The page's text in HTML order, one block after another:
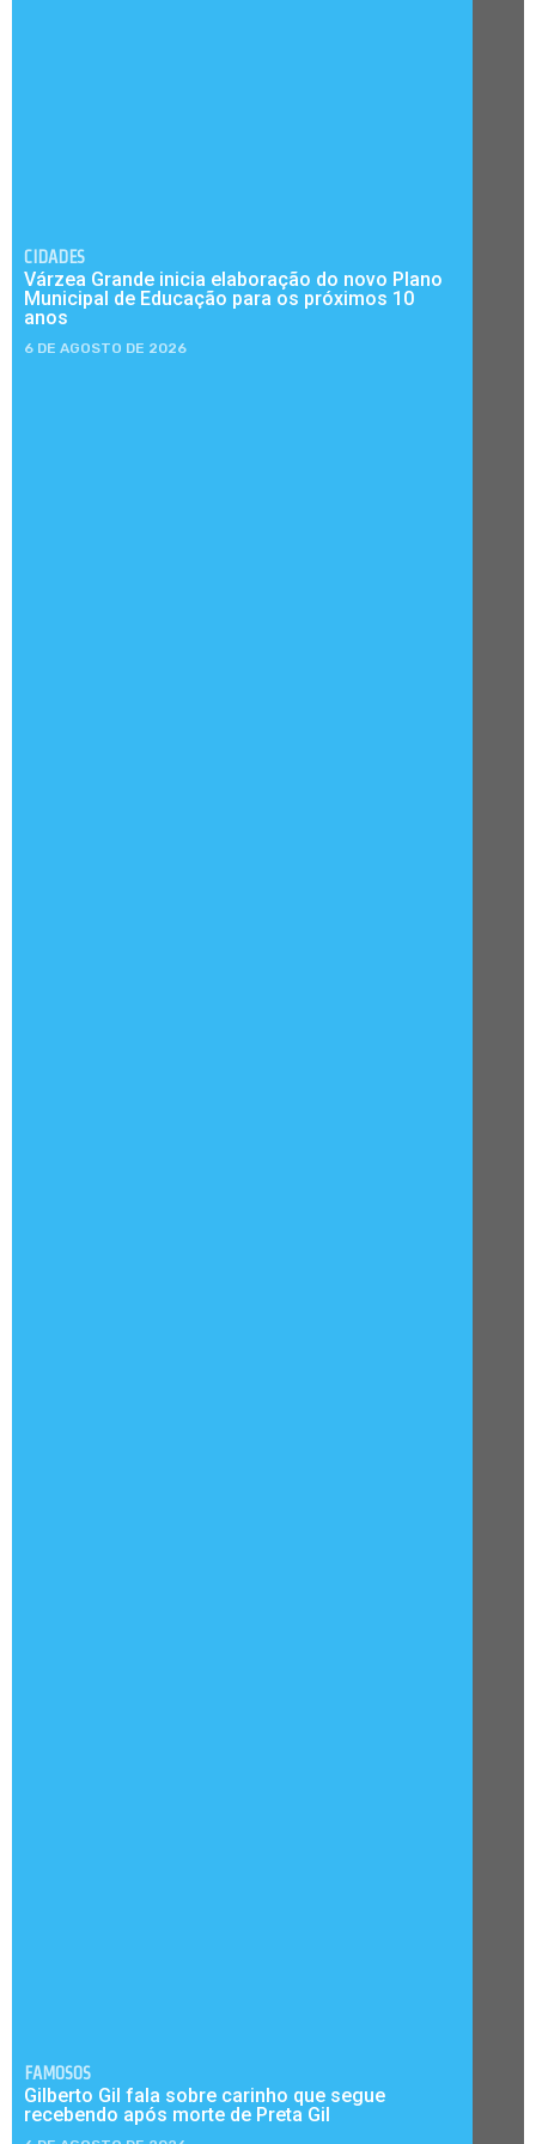
CIDADES
Várzea Grande inicia elaboração do novo Plano
Municipal de Educação para os próximos 10
anos
6 DE AGOSTO DE 2026
FAMOSOS
Gilberto Gil fala sobre carinho que segue
recebendo após morte de Preta Gil